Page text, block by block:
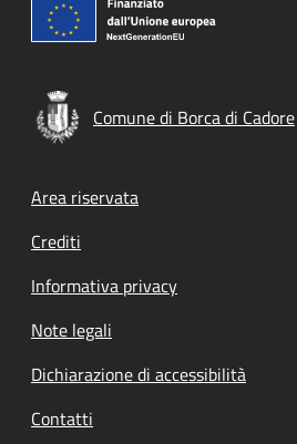
Comune di Borca di Cadore
Footer menu
Area riservata
Crediti
Informativa privacy
Note legali
Dichiarazione di accessibilità
Contatti